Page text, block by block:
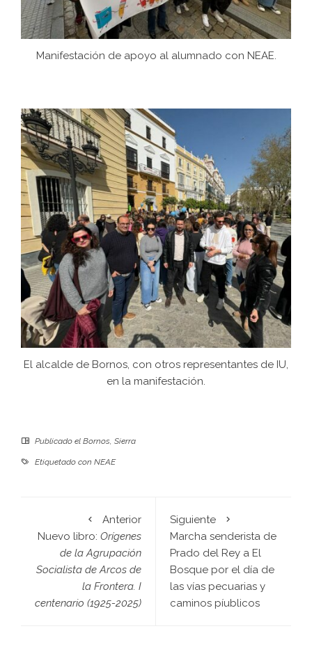
Manifestación de apoyo al alumnado con NEAE.
El alcalde de Bornos, con otros representantes de IU,
en la manifestación.
Publicado el Bornos, Sierra
Etiquetado con NEAE
Anterior
Nuevo libro: Orígenes
de la Agrupación
Socialista de Arcos de
la Frontera. I
centenario (1925-2025)
Siguiente
Marcha senderista de
Prado del Rey a El
Bosque por el día de
las vías pecuarias y
caminos píublicos